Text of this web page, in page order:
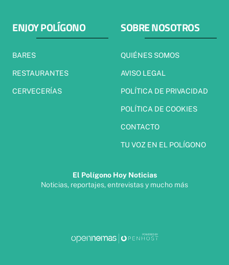
ENJOY POLÍGONO
BARES
RESTAURANTES
CERVECERÍAS
SOBRE NOSOTROS
QUIÉNES SOMOS
AVISO LEGAL
POLÍTICA DE PRIVACIDAD
POLÍTICA DE COOKIES
CONTACTO
TU VOZ EN EL POLÍGONO
El Polígono Hoy Noticias
Noticias, reportajes, entrevistas y mucho más